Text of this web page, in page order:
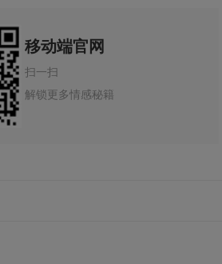
移动端官网
扫一扫
解锁更多情感秘籍